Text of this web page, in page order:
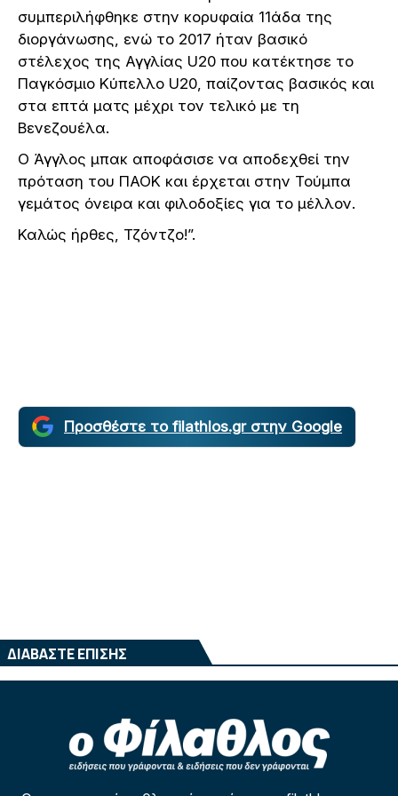
συμπεριλήφθηκε στην κορυφαία 11άδα της
διοργάνωσης, ενώ το 2017 ήταν βασικό
στέλεχος της Αγγλίας U20 που κατέκτησε το
Παγκόσμιο Κύπελλο U20, παίζοντας βασικός και
στα επτά ματς μέχρι τον τελικό με τη
Βενεζουέλα.
Ο Άγγλος μπακ αποφάσισε να αποδεχθεί την
πρόταση του ΠΑΟΚ και έρχεται στην Τούμπα
γεμάτος όνειρα και φιλοδοξίες για το μέλλον.
Καλώς ήρθες, Τζόντζο!”.
Προσθέστε το filathlos.gr στην Google
ΔΙΑΒΑΣΤΕ ΕΠΙΣΗΣ